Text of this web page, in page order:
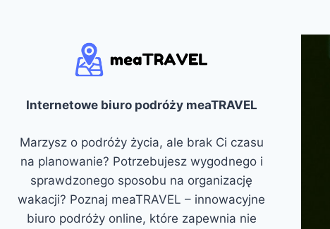
Internetowe biuro podróży meaTRAVEL
Marzysz o podróży życia, ale brak Ci czasu
na planowanie? Potrzebujesz wygodnego i
sprawdzonego sposobu na organizację
wakacji? Poznaj meaTRAVEL – innowacyjne
biuro podróży online, które zapewnia nie